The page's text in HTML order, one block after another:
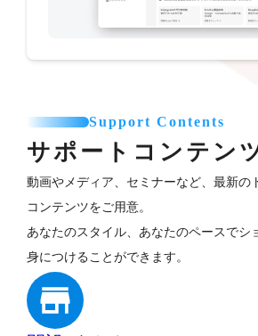
Support Contents
サポートコンテン
動画やメディア、セミナーなど、最新の
コンテンツをご用意。
あなたのスタイル、あなたのペースでシ
身につけることができます。